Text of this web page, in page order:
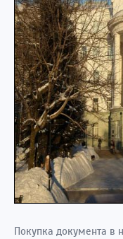
Покупка документа в